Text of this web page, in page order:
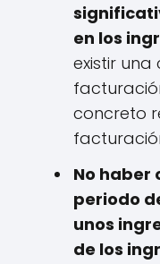
en los
existir una
concreto
No haber
periodo
unos
de los